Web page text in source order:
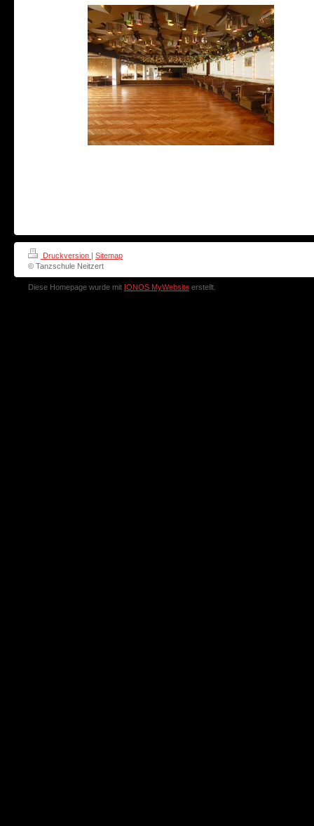
Druckversion | Sitemap
© Tanzschule Neitzert
Diese Homepage wurde mit IONOS MyWebsite erstellt.